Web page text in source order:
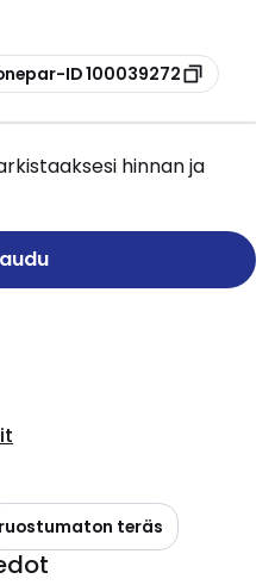
ID 100039272
hinnan ja
ruostumaton teräs